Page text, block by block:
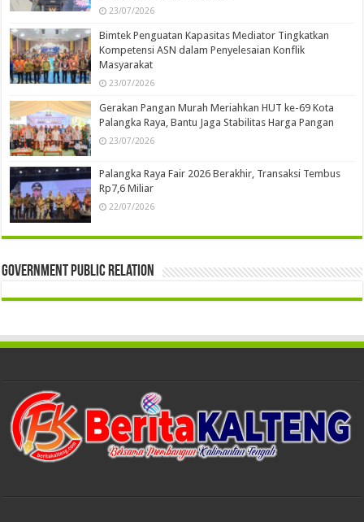
23/07/2026
Bimtek Penguatan Kapasitas Mediator Tingkatkan
Kompetensi ASN dalam Penyelesaian Konflik
Masyarakat
23/07/2026
Gerakan Pangan Murah Meriahkan HUT ke-69 Kota
Palangka Raya, Bantu Jaga Stabilitas Harga Pangan
23/07/2026
Palangka Raya Fair 2026 Berakhir, Transaksi Tembus
Rp7,6 Miliar
22/07/2026
Government Public Relation